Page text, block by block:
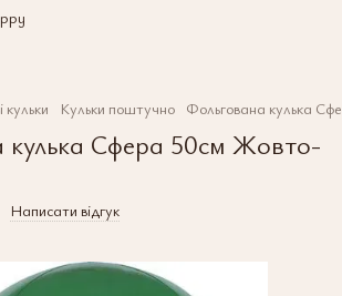
кульки Кульки поштучно Фольгована кулька
кулька Сфера 50см Жовто-
Написати відгук